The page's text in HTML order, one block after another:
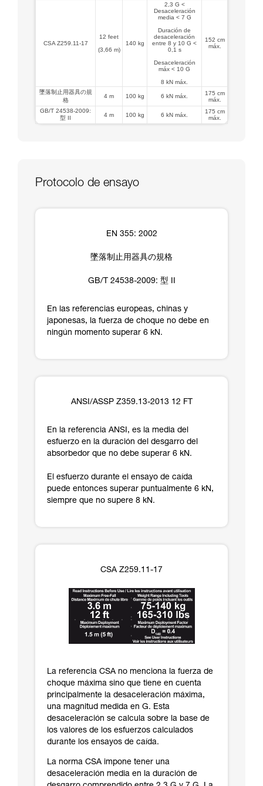
CSA Z259.11-17
12 feet
(3,66 m)
140 kg
2,3 G <
Desaceleración
media < 7 G
Duración de
desaceleración
entre 8 y 10 G <
0,1 s
Desaceleración
máx < 10 G
8 kN máx.
152 cm
máx.
墜落制止用器具の規
格
4 m 100 kg 6 kN máx.
175 cm
máx.
GB/T 24538-2009:
型 II
4 m 100 kg 6 kN máx.
175 cm
máx.
Protocolo de ensayo
EN 355: 2002
墜落制止用器具の規格
GB/T 24538-2009: 型 II
En las referencias europeas, chinas y
japonesas, la fuerza de choque no debe en
ningún momento superar 6 kN.
ANSI/ASSP Z359.13-2013 12 FT
En la referencia ANSI, es la media del
esfuerzo en la duración del desgarro del
absorbedor que no debe superar 6 kN.
El esfuerzo durante el ensayo de caída
puede entonces superar puntualmente 6 kN,
siempre que no supere 8 kN.
CSA Z259.11-17
La referencia CSA no menciona la fuerza de
choque máxima sino que tiene en cuenta
principalmente la desaceleración máxima,
una magnitud medida en G. Esta
desaceleración se calcula sobre la base de
los valores de los esfuerzos calculados
durante los ensayos de caída.
La norma CSA impone tener una
desaceleración media en la duración de